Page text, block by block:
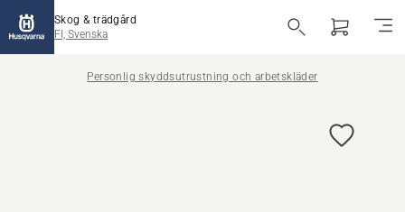
Skog & trädgård
FI, Svenska
Personlig skyddsutrustning och arbetskläder